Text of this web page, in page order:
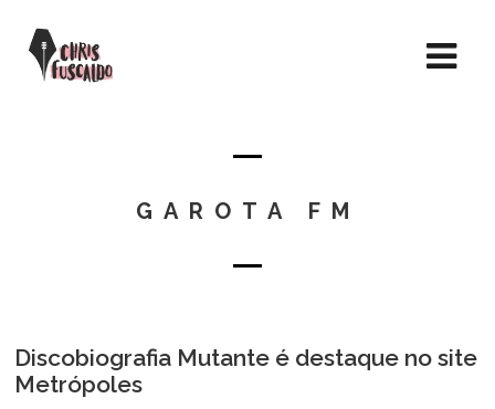
GAROTA FM
Discobiografia Mutante é destaque no site
Metrópoles